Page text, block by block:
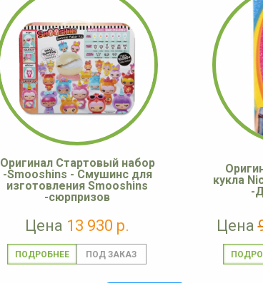
Оригинал Стартовый набор
-Smooshins - Смушинс для
изготовления Smooshins
-сюрпризов
Цена 13 930 р.
ПОДРОБНЕЕ
кукла
-
Цена